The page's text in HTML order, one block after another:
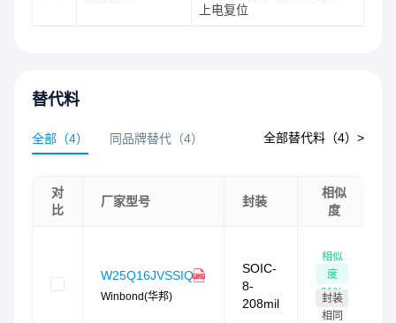
上电复位
替代料
全部 （4） 同品牌替代 （4） 全部替代料（4）>
对
比
厂家型号 封装
相似
度
W25Q16JVSSIQ
Winbond(华邦)
SOIC-
8-
208mil
相似
度
91%
封装
相同